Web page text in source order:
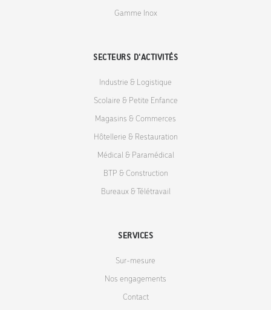
Gamme Inox
SECTEURS D'ACTIVITÉS
Industrie & Logistique
Scolaire & Petite Enfance
Magasins & Commerces
Hôtellerie & Restauration
Médical & Paramédical
BTP & Construction
Bureaux & Télétravail
SERVICES
Sur-mesure
Nos engagements
Contact